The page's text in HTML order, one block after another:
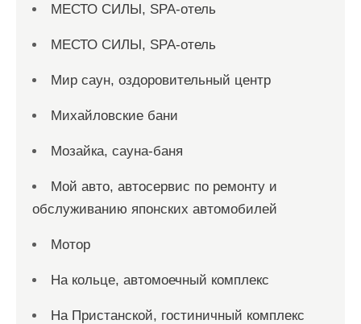
МЕСТО СИЛЫ, SPA-отель
МЕСТО СИЛЫ, SPA-отель
Мир саун, оздоровительный центр
Михайловские бани
Мозайка, сауна-баня
Мой авто, автосервис по ремонту и
обслуживанию японских автомобилей
Мотор
На кольце, автомоечный комплекс
На Пристанской, гостиничный комплекс